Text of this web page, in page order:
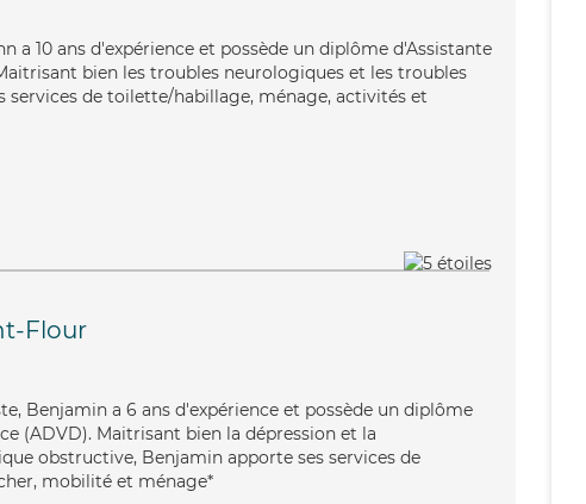
a 10 ans d'expérience et possède un diplôme d'Assistante
bien les troubles neurologiques et les troubles
services de toilette/habillage, ménage, activités et
Flour
Benjamin a 6 ans d'expérience et possède un diplôme
(ADVD). Maitrisant bien la dépression et la
obstructive, Benjamin apporte ses services de
mobilité et ménage*